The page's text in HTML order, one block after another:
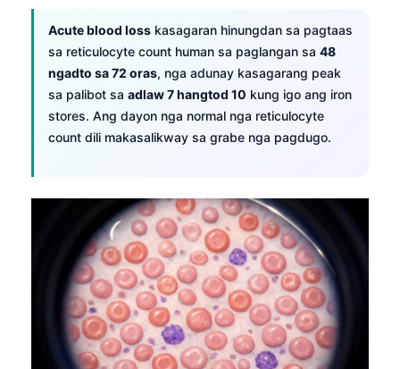
Acute blood loss kasagaran hinungdan sa pagtaas
sa reticulocyte count human sa paglangan sa 48
ngadto sa 72 oras, nga adunay kasagarang peak
sa palibot sa adlaw 7 hangtod 10 kung igo ang iron
stores. Ang dayon nga normal nga reticulocyte
count dili makasalikway sa grabe nga pagdugo.